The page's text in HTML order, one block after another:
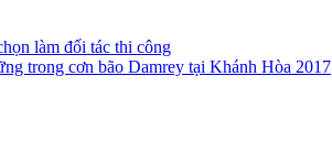
làm đối tác thi công
trong cơn bão Damrey tại Khánh Hòa 2017